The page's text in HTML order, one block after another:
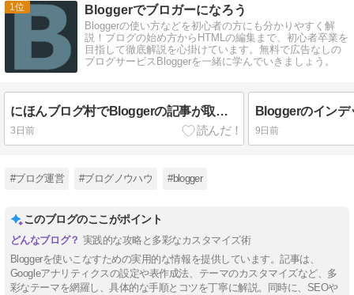
1 Bloggerでブロガーになろう
Bloggerの使い方などを初心者の方にも分かりやすく解
説！ブログの始め方からHTMLの編集まで、初心者卒業を
目指して徹底解説を心掛けています。無料で広告なしの
ブログサービスBloggerを一緒に学んでいきましょう。
にほんブログ村でBloggerの記事が取得できない問題発生中（2026年8月）
3日前
Bloggerのインデ
9日前
#ブログ運営 #ブログノウハウ #blogger
このブログのここがポイント
実践的な攻略と多彩なカスタマイズ術
Bloggerを使いこなすための実用的な情報を提供しています。記事は、
Googleアナリティクスの設定や表作成法、テーマのカスタマイズなど、多
彩なテーマを網羅し、具体的な手順とコツを丁寧に解説。同時に、SEOや